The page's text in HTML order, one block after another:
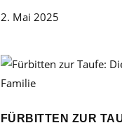
2. Mai 2025
Familie
FÜRBITTEN ZUR